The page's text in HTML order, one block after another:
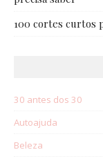
100 cortes curtos
30 antes dos 30
Autoajuda
Beleza